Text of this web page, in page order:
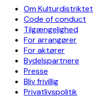
Om Kulturdistriktet
Code of conduct
Tilgængelighed
For arrangører
For aktører
Bydelspartnere
Presse
Bliv frivillig
Privatlivspolitik